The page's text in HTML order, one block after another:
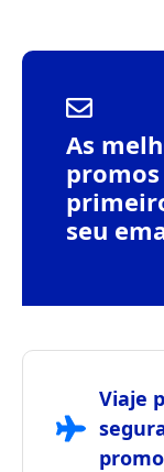
As
promos
seu
Viaje